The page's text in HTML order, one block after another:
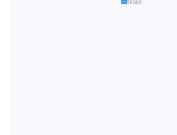
Iklan